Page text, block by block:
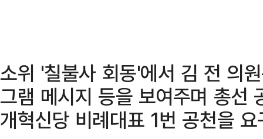
소위 '칠불사 회동'에서 김 전 의
그램 메시지 등을 보여주며 총선
개혁신당 비례대표 1번 공천을